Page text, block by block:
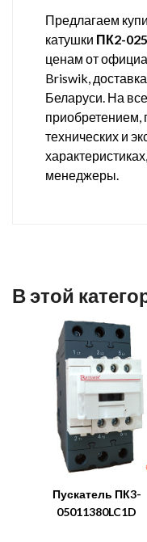
Предлагаем
катушки ПК2-
ценам от
Briswik, доставка
Беларуси. На
приобретением,
технических и
менеджеры.
В этой
Пускатель ПК3-
05011380LC1D